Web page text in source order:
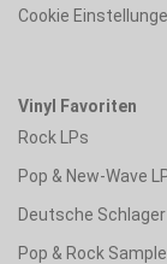
Cookie
Vinyl Favoriten
Rock LPs
Pop & New-Wave
Deutsche Schlager
Pop & Rock